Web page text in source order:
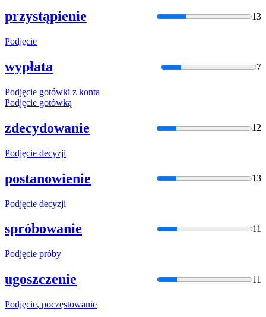
przystąpienie 13
Podjęcie
wypłata 7
Podjęcie gotówki z konta
Podjęcie gotówką
zdecydowanie 12
Podjęcie decyzji
postanowienie 13
Podjęcie decyzji
spróbowanie 11
Podjęcie próby
ugoszczenie 11
Podjęcie, poczęstowanie